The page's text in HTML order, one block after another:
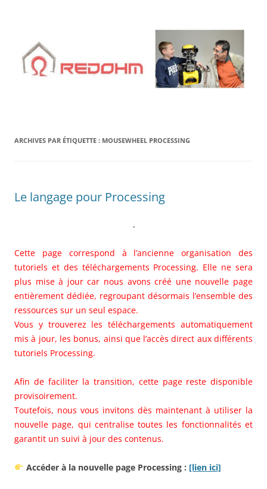
ARCHIVES PAR ÉTIQUETTE : MOUSEWHEEL PROCESSING
Le langage pour Processing
.
Cette page correspond à l’ancienne organisation des
tutoriels et des téléchargements Processing. Elle ne sera
plus mise à jour car nous avons créé une nouvelle page
entièrement dédiée, regroupant désormais l’ensemble des
ressources sur un seul espace.
Vous y trouverez les téléchargements automatiquement
mis à jour, les bonus, ainsi que l’accès direct aux différents
tutoriels Processing.
Afin de faciliter la transition, cette page reste disponible
provisoirement.
Toutefois, nous vous invitons dès maintenant à utiliser la
nouvelle page, qui centralise toutes les fonctionnalités et
garantit un suivi à jour des contenus.
Accéder à la nouvelle page Processing : [lien ici]